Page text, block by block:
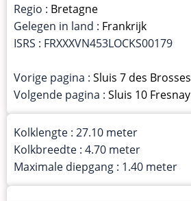
Regio : Bretagne
Gelegen in land : Frankrijk
ISRS : FRXXXVN453LOCKS00179
Vorige pagina : Sluis 7 des Brosses
Volgende pagina : Sluis 10 Fresnay
Kolklengte : 27.10 meter
Kolkbreedte : 4.70 meter
Maximale diepgang : 1.40 meter